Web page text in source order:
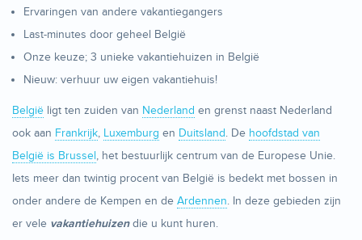
Ervaringen van andere vakantiegangers
Last-minutes door geheel België
Onze keuze; 3 unieke vakantiehuizen in België
Nieuw: verhuur uw eigen vakantiehuis!
België ligt ten zuiden van Nederland en grenst naast Nederland
ook aan Frankrijk, Luxemburg en Duitsland. De hoofdstad van
België is Brussel, het bestuurlijk centrum van de Europese Unie.
Iets meer dan twintig procent van België is bedekt met bossen in
onder andere de Kempen en de Ardennen. In deze gebieden zijn
er vele vakantiehuizendie u kunt huren.